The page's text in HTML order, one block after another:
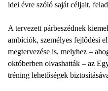
idei évre szóló saját céljait,
A tervezett párbeszédnek
ambíciók, személyes fejlődési
megtervezése is, melyhez –
októberben olvashatták – az
tréning lehetőségek